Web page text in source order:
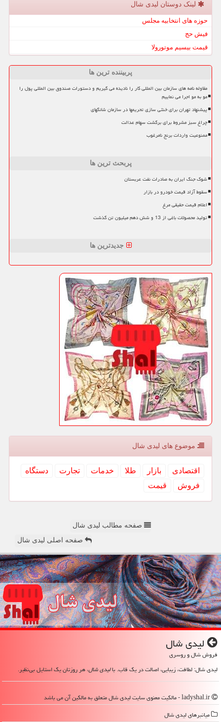
لینک دوستان لیدی شال
حوزه های انتخابیه مجلس
فیش حج
قیمت بیسیم موتورولا
پربیننده ترین ها
مقاوله نامه های سازمان بین المللی کار را نادیده می گیریم و دستورات صندوق بین المللی پول را
مو به مو اجرا می نماییم
پیشنهاد تهران برای خنثی سازی تحریمها در سازمان شانگهای
چراغ سبز مشروط برای برگشت سهام عدالت
ممنوعیت واردات برنج نامرغوب
پربحث ترین ها
شوک جنگ ایران به صادرات نفت عربستان
سقوط آزاد قیمت خودرو در بازار
اعلام قیمت حقیقی مرغ
تولید محصولات باغی از 13 و شش دهم میلیون تن گذشت
جدیدترین ها
موضوع های لیدی شال
اقتصادی بازار طلا خدمات تجارت
دستگاه
فروش
قیمت
صفحه مطالب لیدی شال
صفحه اصلی لیدی شال
لیدی شال
فروش شال و روسری
لیدی شال: لطافت، زیبایی، اصالت در یک قاب. بالیدی شال، هر روزتان یک استایل بی‌نظیر.
میانبرهای لیدی شال